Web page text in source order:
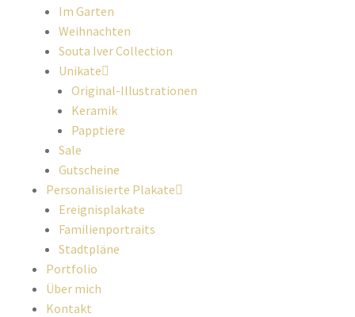
Im Garten
Weihnachten
Souta Iver Collection
Unikate
Original-Illustrationen
Keramik
Papptiere
Sale
Gutscheine
Personalisierte Plakate
Ereignisplakate
Familienportraits
Stadtpläne
Portfolio
Über mich
Kontakt